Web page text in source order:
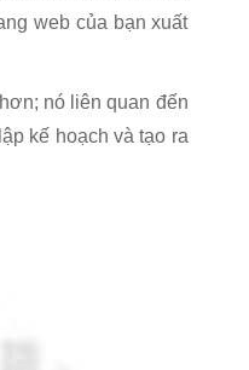
web của bạn xuất
nó liên quan đến
kế hoạch và tạo ra